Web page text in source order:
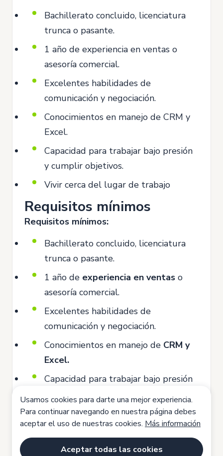
Bachillerato concluido, licenciatura
trunca o pasante.
1 año de experiencia en ventas o
asesoría comercial.
Excelentes habilidades de
comunicación y negociación.
Conocimientos en manejo de CRM y
Excel.
Capacidad para trabajar bajo presión
y cumplir objetivos.
Vivir cerca del lugar de trabajo
Requisitos mínimos
Requisitos mínimos:
Bachillerato concluido, licenciatura
trunca o pasante.
1 año de experiencia en ventas o
asesoría comercial.
Excelentes habilidades de
comunicación y negociación.
Conocimientos en manejo de CRM y
Excel.
Capacidad para trabajar bajo presión
Competencias
Orientaciòn a resultados
Usamos cookies para darte una mejor experiencia.
Para continuar navegando en nuestra página debes
aceptar el uso de nuestras cookies. Más información
Aceptar todas las cookies